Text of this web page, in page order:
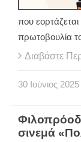
που εορτάζεται
πρωτοβουλία
Διαβάστε
30 Ιούνιος 2025
σινεμά